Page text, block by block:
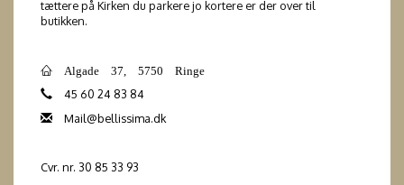
tættere på Kirken du parkere jo kortere er der over til
butikken.
Algade 37, 5750 Ringe
45 60 24 83 84
Mail@bellissima.dk
Cvr. nr. 30 85 33 93